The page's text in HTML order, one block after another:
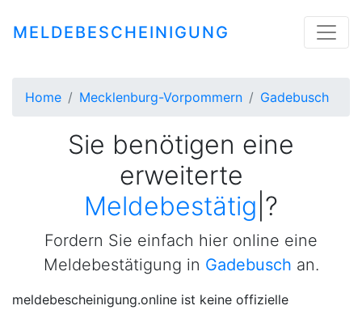
MELDEBESCHEINIGUNG
Home Mecklenburg-Vorpommern Gadebusch
Sie benötigen eine
erweiterte
Meldebestätigung
Fordern Sie einfach hier online eine
Meldebestätigung in Gadebusch an.
meldebescheinigung.online ist keine offizielle